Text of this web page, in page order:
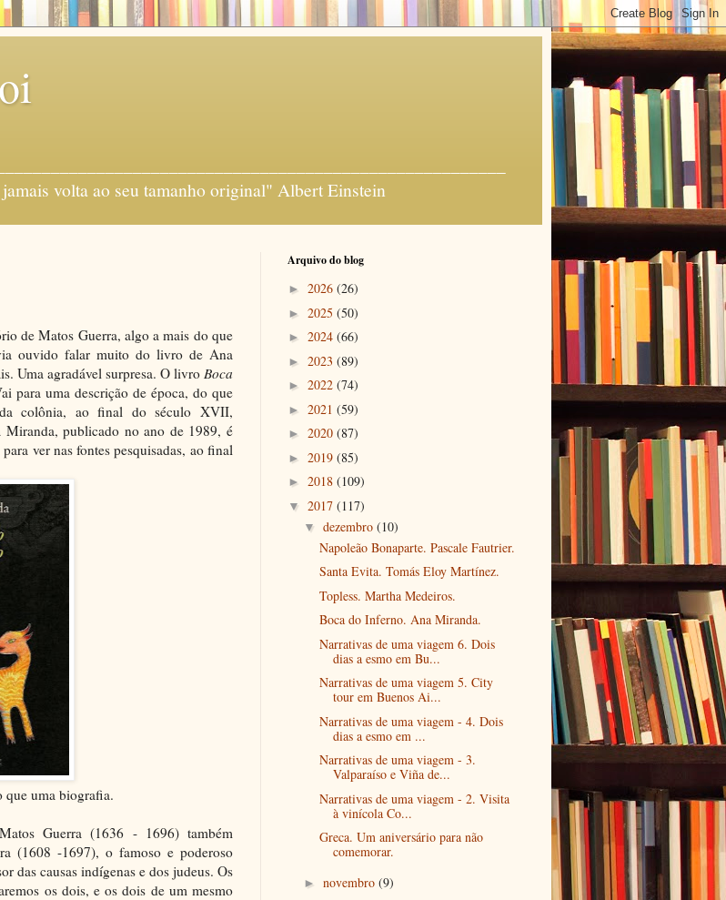
volta ao seu tamanho original" Albert Einstein
de Matos Guerra, algo a mais do que
ouvido falar muito do livro de Ana
Uma agradável surpresa. O livro Boca
para uma descrição de época, do que
colônia, ao final do século XVII,
publicado no ano de 1989, é
ver nas fontes pesquisadas, ao final
uma biografia.
Guerra (1636 - 1696) também
(1608 -1697), o famoso e poderoso
das causas indígenas e dos judeus. Os
os dois, e os dois de um mesmo
Arquivo do blog
► 2026 (26)
► 2025 (50)
► 2024 (66)
► 2023 (89)
► 2022 (74)
► 2021 (59)
► 2020 (87)
► 2019 (85)
► 2018 (109)
▼ 2017 (117)
▼ dezembro (10)
Napoleão Bonaparte. Pascale Fautrier.
Santa Evita. Tomás Eloy Martínez.
Topless. Martha Medeiros.
Boca do Inferno. Ana Miranda.
Narrativas de uma viagem 6. Dois
dias a esmo em Bu...
Narrativas de uma viagem 5. City
tour em Buenos Ai...
Narrativas de uma viagem - 4. Dois
dias a esmo em ...
Narrativas de uma viagem - 3.
Valparaíso e Viña de...
Narrativas de uma viagem - 2. Visita
à vinícola Co...
Greca. Um aniversário para não
comemorar.
► novembro (9)